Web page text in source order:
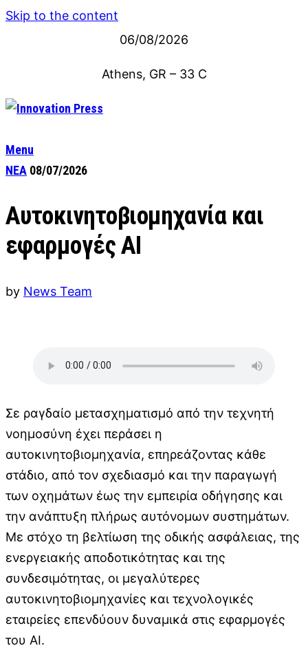
Skip to the content
06/08/2026
Athens, GR – 33 C
Menu
ΝΕΑ 08/07/2026
Αυτοκινητοβιομηχανία και
εφαρμογές AI
by News Team
Σε ραγδαίο μετασχηματισμό από την τεχνητή
νοημοσύνη έχει περάσει η
αυτοκινητοβιομηχανία, επηρεάζοντας κάθε
στάδιο, από τον σχεδιασμό και την παραγωγή
των οχημάτων έως την εμπειρία οδήγησης και
την ανάπτυξη πλήρως αυτόνομων συστημάτων.
Με στόχο τη βελτίωση της οδικής ασφάλειας, της
ενεργειακής αποδοτικότητας και της
συνδεσιμότητας, οι μεγαλύτερες
αυτοκινητοβιομηχανίες και τεχνολογικές
εταιρείες επενδύουν δυναμικά στις εφαρμογές
του AI.